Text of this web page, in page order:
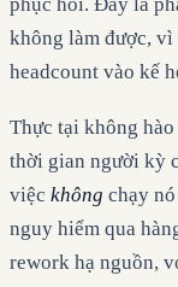
không làm được,
headcount vào kế
Thực tại không
thời gian người kỳ
việc không chạy
nguy hiểm qua
rework hạ nguồn,